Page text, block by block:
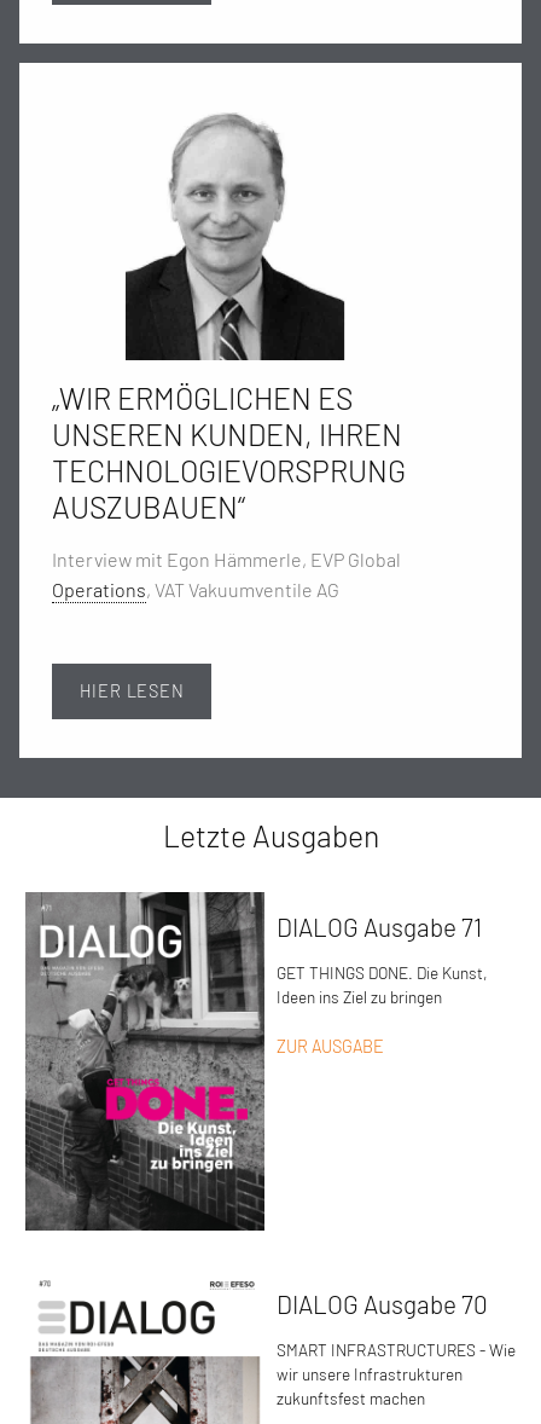
„WIR ERMÖGLICHEN ES
UNSEREN KUNDEN, IHREN
TECHNOLOGIEVORSPRUNG
AUSZUBAUEN“
Interview mit Egon Hämmerle, EVP Global
Operations, VAT Vakuumventile AG
HIER LESEN
Letzte Ausgaben
DIALOG Ausgabe 71
GET THINGS DONE. Die Kunst,
Ideen ins Ziel zu bringen
ZUR AUSGABE
DIALOG Ausgabe 70
SMART INFRASTRUCTURES - Wie
wir unsere Infrastrukturen
zukunftsfest machen